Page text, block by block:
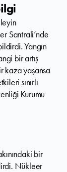
Santrali’nde
Yangın
bir artış
kaza yaşansa
sınırlı
Kurumu
bir
Nükleer